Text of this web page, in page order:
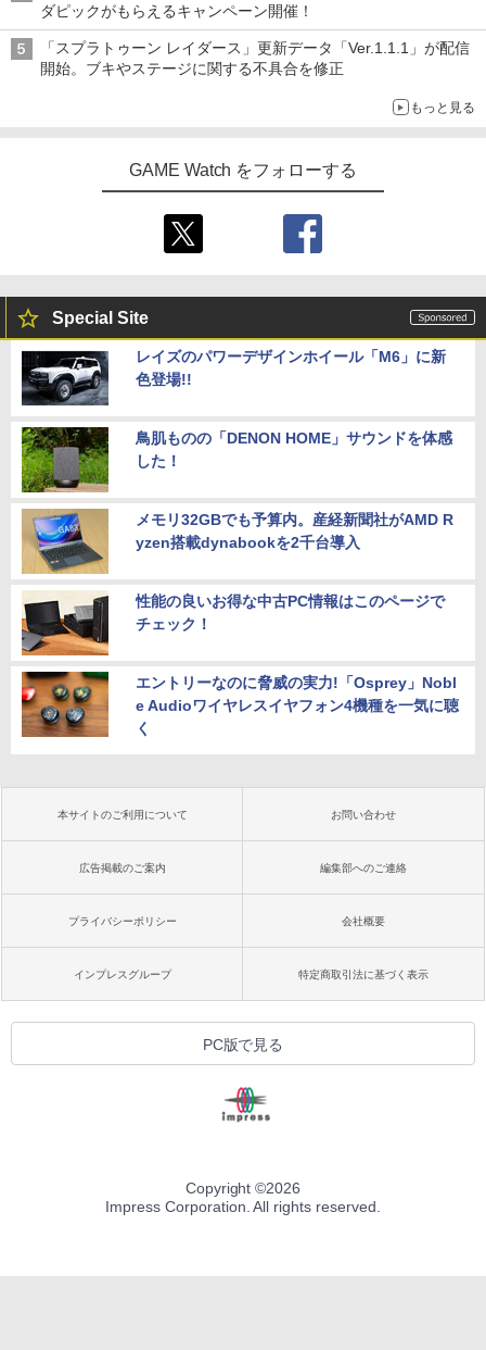
ダピックがもらえるキャンペーン開催！
「スプラトゥーン レイダース」更新データ「Ver.1.1.1」が配信
開始。ブキやステージに関する不具合を修正
もっと見る
GAME Watch をフォローする
Special Site
レイズのパワーデザインホイール「M6」に新
色登場!!
鳥肌ものの「DENON HOME」サウンドを体感
した！
メモリ32GBでも予算内。産経新聞社がAMD R
yzen搭載dynabookを2千台導入
性能の良いお得な中古PC情報はこのページで
チェック！
エントリーなのに脅威の実力!「Osprey」Nobl
e Audioワイヤレスイヤフォン4機種を一気に聴
く
本サイトのご利用について お問い合わせ
広告掲載のご案内 編集部へのご連絡
プライバシーポリシー 会社概要
インプレスグループ 特定商取引法に基づく表示
PC版で見る
Copyright ©2026
Impress Corporation. All rights reserved.